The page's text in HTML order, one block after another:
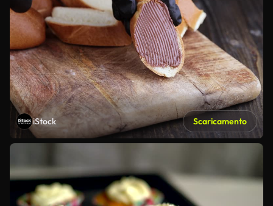
iStock Scaricamento